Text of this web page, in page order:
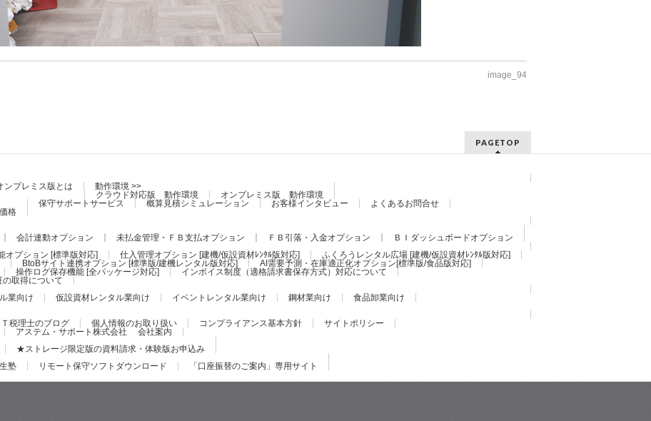
image_94
PAGETOP
ンプレミス版とは
動作環境 >>
クラウド対応版 動作環境
オンプレミス版 動作環境
格
保守サポートサービス 概算見積シミュレーション お客様インタビュー
よくあるお問合せ
会計連動オプション 未払金管理・ＦＢ支払オプション ＦＢ引落・入金オプション
ＢＩダッシュボードオプション
オプション [標準版対応] 仕入管理オプション [建機/仮設資材ﾚﾝﾀﾙ版対応]
ふくろうレンタル広場 [建機/仮設資材ﾚﾝﾀﾙ版対応]
BtoBサイト連携オプション [標準版/建機レンタル版対応]
AI需要予測・在庫適正化オプション[標準版/食品版対応]
操作ログ保存機能 [全パッケージ対応]
インボイス制度（適格請求書保存方式）対応について
の取得について
業向け 仮設資材レンタル業向け イベントレンタル業向け 鋼材業向け
食品卸業向け
Ｔ税理士のブログ 個人情報のお取り扱い コンプライアンス基本方針
サイトポリシー
アステム・サポート株式会社 会社案内
★ストレージ限定版の資料請求・体験版お申込み
塾 リモート保守ソフトダウンロード 「口座振替のご案内」専用サイト